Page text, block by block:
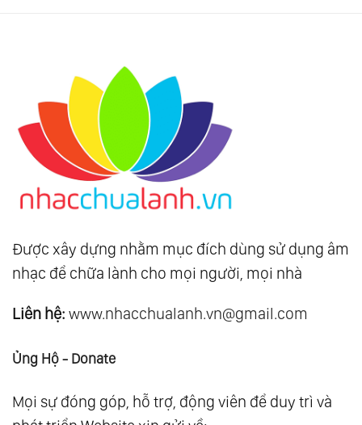
Được xây dựng nhằm mục đích dùng sử dụng âm
nhạc để chữa lành cho mọi người, mọi nhà
Liên hệ: www.nhacchualanh.vn@gmail.com
Ủng Hộ - Donate
Mọi sự đóng góp, hỗ trợ, động viên để duy trì và